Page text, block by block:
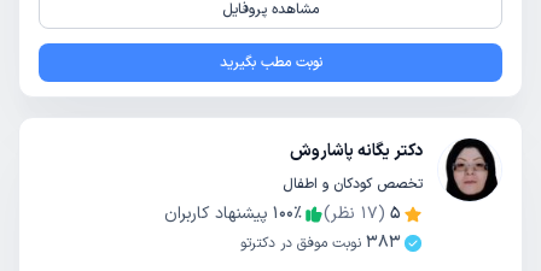
مشاهده پروفایل
نوبت مطب بگیرید
دکتر یگانه پاشاروش
تخصص کودکان و اطفال
5
(
17 نظر) 100٪
پیشنهاد کاربران
383 نوبت موفق در دکترتو